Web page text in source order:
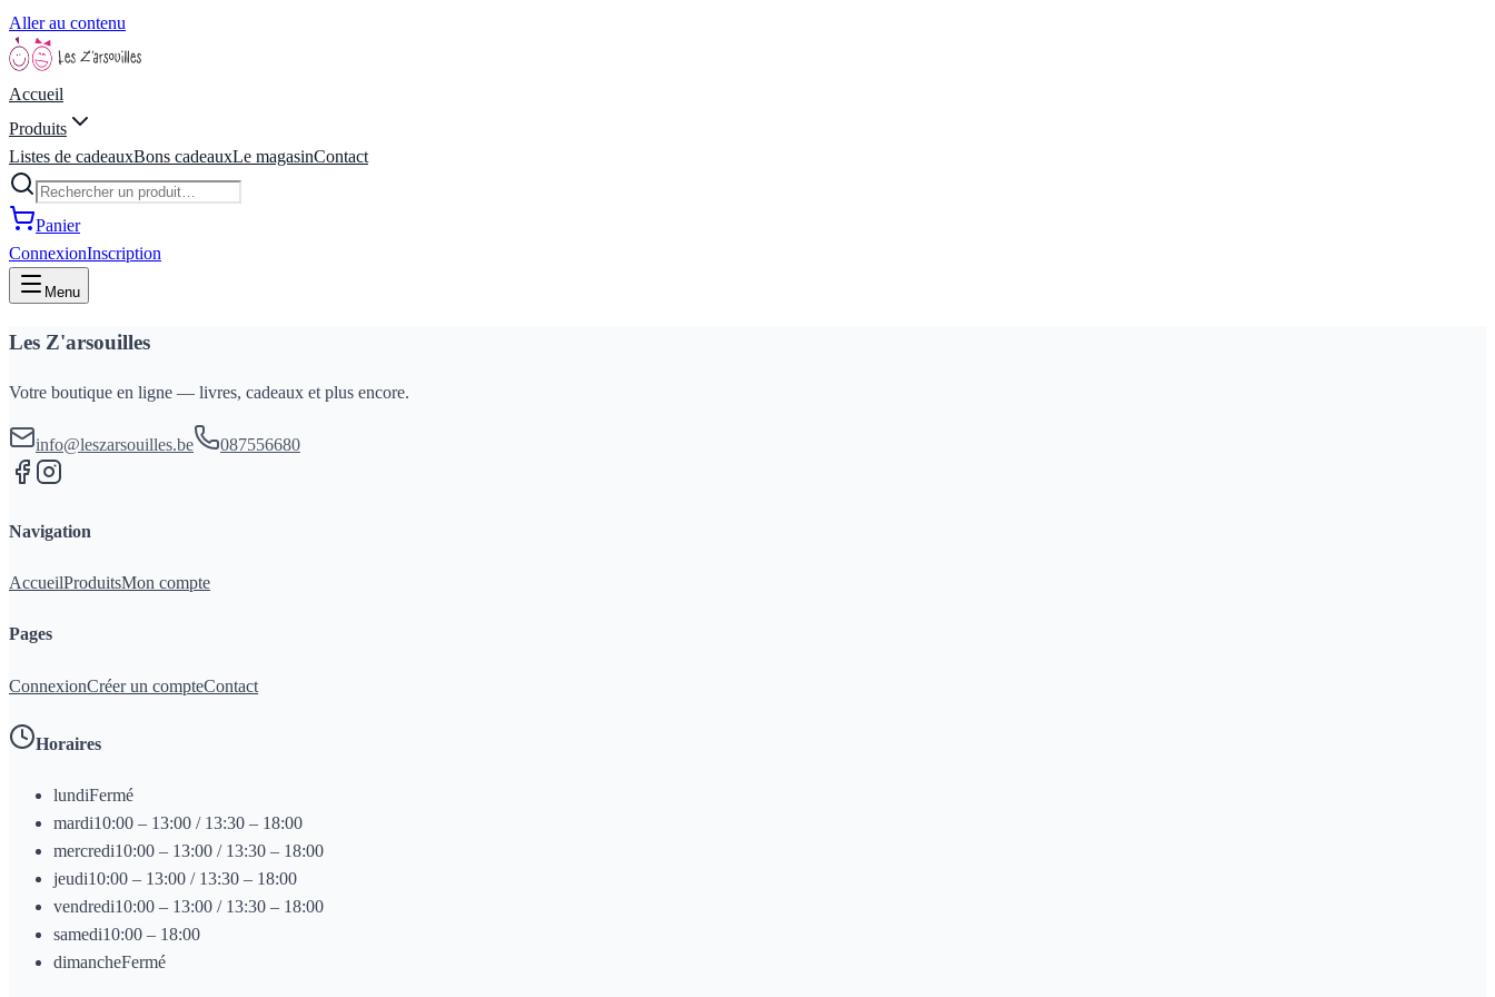
Aller au contenu
Accueil
Produits
Listes de cadeauxBons cadeauxLe magasinContact
Panier
ConnexionInscription
Menu
Les Z'arsouilles
Votre boutique en ligne — livres, cadeaux et plus encore.
info@leszarsouilles.be 087556680
Navigation
AccueilProduitsMon compte
Pages
ConnexionCréer un compteContact
Horaires
lundiFermé
mardi10:00 – 13:00 / 13:30 – 18:00
mercredi10:00 – 13:00 / 13:30 – 18:00
jeudi10:00 – 13:00 / 13:30 – 18:00
vendredi10:00 – 13:00 / 13:30 – 18:00
samedi10:00 – 18:00
dimancheFermé